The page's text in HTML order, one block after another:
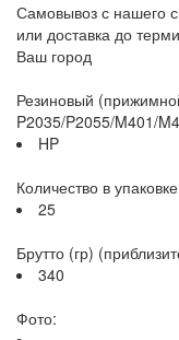
Самовывоз с нашего
или доставка до
Ваш город
Резиновый
P2035/P2055/M401/
HP
Количество в
25
Брутто (гр)
340
Фото: